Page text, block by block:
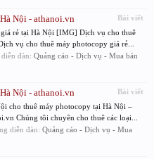
Bài viết
Nội - athanoi.vn
rẻ tại Hà Nội [IMG] Dịch vụ cho thuê
vụ cho thuê máy photocopy giá rẻ...
đàn: Quảng cáo - Dịch vụ - Mua bán
Bài viết
Nội - athanoi.vn
cho thuê máy photocopy tại Hà Nội –
Chúng tôi chuyên cho thuê các loại...
diễn đàn: Quảng cáo - Dịch vụ - Mua